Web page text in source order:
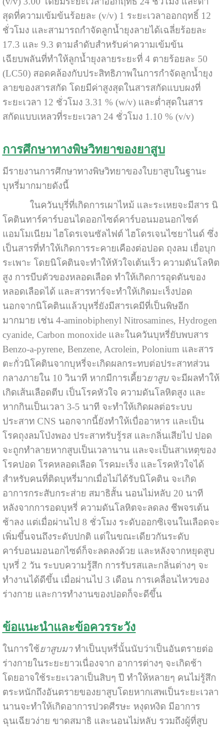
สุดที่ความเข้มข้นร้อยละ (v/v) 1 ระยะเวลาออกฤทธิ์ 12
ชั่วโมง และสามารถกำจัดลูกน้ำยุงลายได้เฉลี่ยร้อยละ
17.3 และ 9.3 ตามลำดับสำหรับค่าความเข้มข้น
เฉียบพลันที่ทำให้ลูกน้ำยุงลายระยะที่ 4 ตายร้อยละ 50
(LC50) สอดคล้องกับประสิทธิภาพในการกำจัดลูกน้ำยุง
ลายของสารสกัด โดยมีค่าสูงสุดในสารสกัดแบบผงที่
ระยะเวลา 12 ชั่วโมง 3.31 % (w/v) และต่ำสุดในสาร
สกัดแบบเหลวที่ระยะเวลา 24 ชั่วโมง 1.10 % (v/v)
การศึกษาทางพิษวิทยาของยาสูบ
มีรายงานการศึกษาทางพิษวิทยาของใบยาสูบในฐานะ
บุหรี่มากมายดังนี้
ในควันบุรี่ที่เกิดการเผาไหม้ และระเหยจะมีสาร นิ
โคตินทาร์คาร์บอนไดออกไซด์คาร์บอนมอนอกไซด์
แอมโมเนียม ไฮโดรเจนซัลไฟต์ ไฮโดรเจนไซยาไนด์ ซึ่ง
เป็นสารที่ทำให้เกิดการระคายเคืองต่อปอด ถุงลม เยื่อบุก
ระเพาะ โดยนิโคตินจะทำให้หัวใจเต้นเร็ว ความดันโลหิต
สูง การบีบตัวของหลอดเลือด ทำให้เกิดการอุดตันของ
หลอดเลือดได้ และสารทาร์จะทำให้เกิดมะเร็งปอด
นอกจากนิโคตินแล้วบุหรี่ยังมีสารเคมีที่เป็นพิษอีก
มากมาย เช่น 4-aminobiphenyl Nitrosamines, Hydrogen
cyanide, Carbon monoxide และในควันบุหรี่ยับพบสาร
Benzo-a-pyrene, Benzene, Acrolein, Polonium และสาร
ตะกั่วนิโคตินจากบุหรี่จะเกิดผลกระทบต่อประสาทส่วน
กลางภายใน 10 วินาที หากมีการเคี้ยวยาสูบ จะมีผลทำให้
เกิดเส้นเลือดตีบ เป็นโรคหัวใจ ความดันโลหิตสูง และ
หากกินเป็นเวลา 3-5 นาที จะทำให้เกิดผลต่อระบบ
ประสาท CNS นอกจากนี้ยังทำให้เบื่ออาหาร และเป็น
โรคถุงลมโป่งพอง ประสาทรับรู้รส และกลิ่นเสียไป ปอด
จะถูกทำลายหากสูบเป็นเวลานาน และจะเป็นสาเหตุของ
โรคปอด โรคหลอดเลือด โรคมะเร็ง และโรคหัวใจได้
สำหรับคนที่ติดบุหรี่มากเมื่อไม่ได้รับนิโคติน จะเกิด
อาการกระสับกระส่าย สมาธิสั้น นอนไม่หลับ 20 นาที
หลังจากการอดบุหรี่ ความดันโลหิตจะลดลง ชีพจรเต้น
ช้าลง แต่เมื่อผ่านไป 8 ชั่วโมง ระดับออกซิเจนในเลือดจะ
เพิ่มขึ้นจนถึงระดับปกติ แต่ในขณะเดียวกันระดับ
คาร์บอนมอนอกไซด์ก็จะลดลงด้วย และหลังจากหยุดสูบ
บุหรี่ 2 วัน ระบบความรู้สึก การรับรสและกลิ่นต่างๆ จะ
ทำงานได้ดีขึ้น เมื่อผ่านไป 3 เดือน การเคลื่อนไหวของ
ร่างกาย และการทำงานของปอดก็จะดีขึ้น
ข้อแนะนำและข้อควรระวัง
ในการใช้ยาสูบมา ทำเป็นบุหรี่นั้นนับว่าเป็นอันตรายต่อ
ร่างกายในระยะยาวเนื่องจาก อาการต่างๆ จะเกิดช้า
โดยอาจใช้ระยะเวลาเป็นสิบๆ ปี ทำให้หลายๆ คนไม่รู้สึก
ตระหนักถึงอันตรายของยาสูบโดยหากเสพเป็นระยะเวลา
นานจะทำให้เกิดอาการปวดศีรษะ หงุดหงิด มีอาการ
ฉุนเฉียวง่าย ขาดสมาธิ และนอนไม่หลับ รวมถึงผู้ที่สูบ